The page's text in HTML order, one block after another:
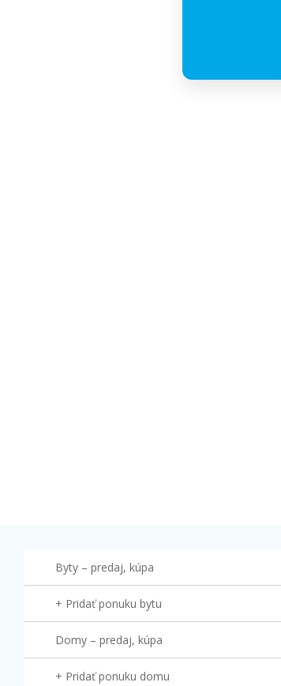
Byty – predaj, kúpa
+ Pridať ponuku bytu
Domy – predaj, kúpa
+ Pridať ponuku domu